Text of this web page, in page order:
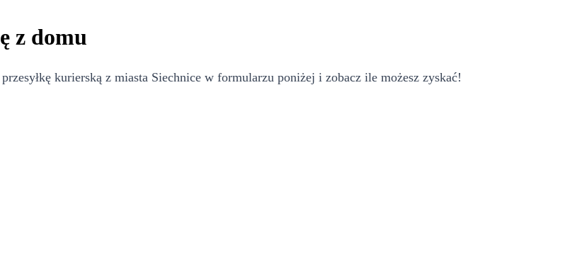
z domu
kurierską z miasta Siechnice w formularzu poniżej i zobacz ile możesz zyskać!